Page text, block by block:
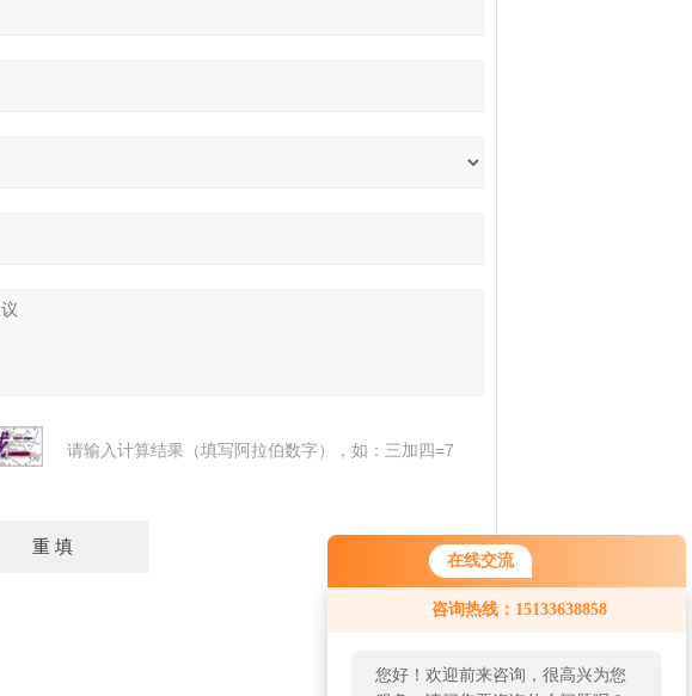
在线交流
咨询热线：15133638858
您好！欢迎前来咨询，很高兴为您
请输入计算结果（填写阿拉伯数字），如：三加四=7